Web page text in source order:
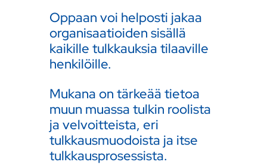
Oppaan voi helposti jakaa
organisaatioiden sisällä
kaikille tulkkauksia tilaaville
henkilöille.
Mukana on tärkeää tietoa
muun muassa tulkin roolista
ja velvoitteista, eri
tulkkausmuodoista ja itse
tulkkausprosessista.